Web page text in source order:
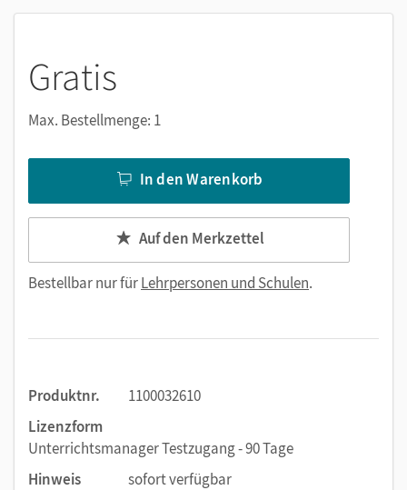
Gratis
Max. Bestellmenge: 1
In den Warenkorb
Auf den Merkzettel
Bestellbar nur fürLehrpersonen und Schulen.
Produktnr.
1100032610
Lizenzform
Unterrichtsmanager Testzugang - 90 Tage
Hinweis
sofort verfügbar